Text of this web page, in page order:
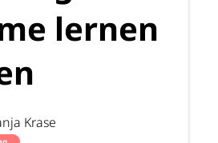
lernen
Krase